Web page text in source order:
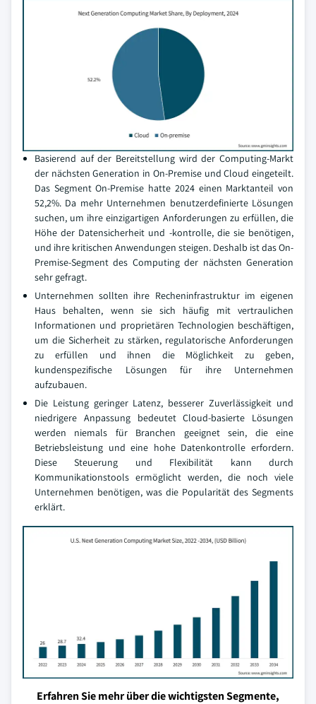
Basierend auf der Bereitstellung wird der Computing-Markt
der nächsten Generation in On-Premise und Cloud eingeteilt.
Das Segment On-Premise hatte 2024 einen Marktanteil von
52,2%. Da mehr Unternehmen benutzerdefinierte Lösungen
suchen, um ihre einzigartigen Anforderungen zu erfüllen, die
Höhe der Datensicherheit und -kontrolle, die sie benötigen,
und ihre kritischen Anwendungen steigen. Deshalb ist das On-
Premise-Segment des Computing der nächsten Generation
sehr gefragt.
Unternehmen sollten ihre Recheninfrastruktur im eigenen
Haus behalten, wenn sie sich häufig mit vertraulichen
Informationen und proprietären Technologien beschäftigen,
um die Sicherheit zu stärken, regulatorische Anforderungen
zu erfüllen und ihnen die Möglichkeit zu geben,
kundenspezifische Lösungen für ihre Unternehmen
aufzubauen.
Die Leistung geringer Latenz, besserer Zuverlässigkeit und
niedrigere Anpassung bedeutet Cloud-basierte Lösungen
werden niemals für Branchen geeignet sein, die eine
Betriebsleistung und eine hohe Datenkontrolle erfordern.
Diese Steuerung und Flexibilität kann durch
Kommunikationstools ermöglicht werden, die noch viele
Unternehmen benötigen, was die Popularität des Segments
erklärt.
Erfahren Sie mehr über die wichtigsten Segmente,